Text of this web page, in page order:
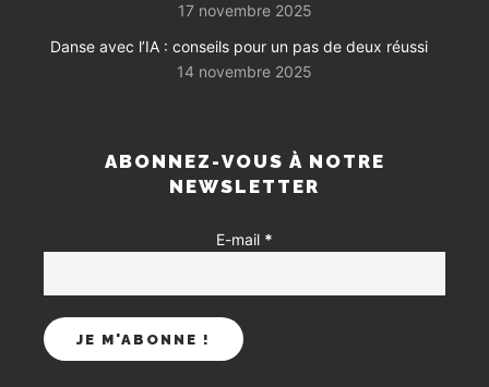
17 novembre 2025
Danse avec l’IA : conseils pour un pas de deux réussi
14 novembre 2025
ABONNEZ-VOUS À NOTRE
NEWSLETTER
E-mail *